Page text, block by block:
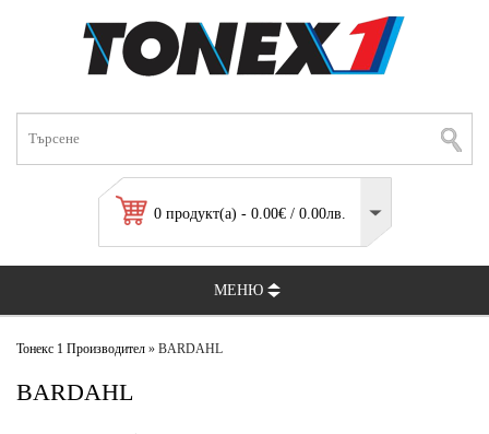
0 продукт(а) - 0.00€ / 0.00лв.
МЕНЮ
Тонекс 1 Производител » BARDAHL
BARDAHL